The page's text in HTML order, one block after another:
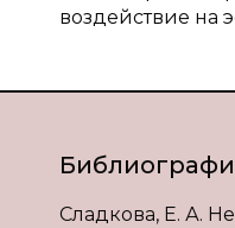
воздействие на
Сладкова, Е. А.